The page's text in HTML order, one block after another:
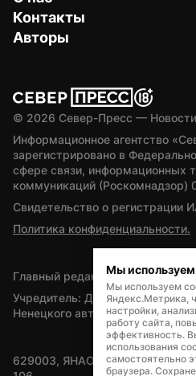
Контакты
Авторы
© 2026 Север-Пресс —
Информационное агентство
зарегистрировано в
сфере связи, информационных
коммуникаций (Роскомнадзор)
Свидетельство о
Политика конфиденциальности.
Главный редактор — А.Л.
Учредитель: Департамент
Ненецкого автономного округа
629003, ЯНАО, Салехард, мкр.
Мы
Мы используем
Яндекс.Метрика,
настройки,
работу сайта,
эффективность.
использования
самостоятельно
браузера.